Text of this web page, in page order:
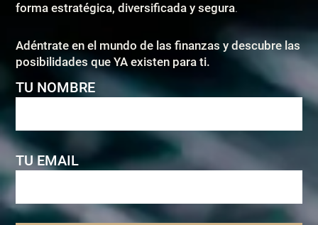
forma estratégica, diversificada y segura.
Adéntrate en el mundo de las finanzas y descubre las
posibilidades que YA existen para ti.
TU NOMBRE
TU EMAIL